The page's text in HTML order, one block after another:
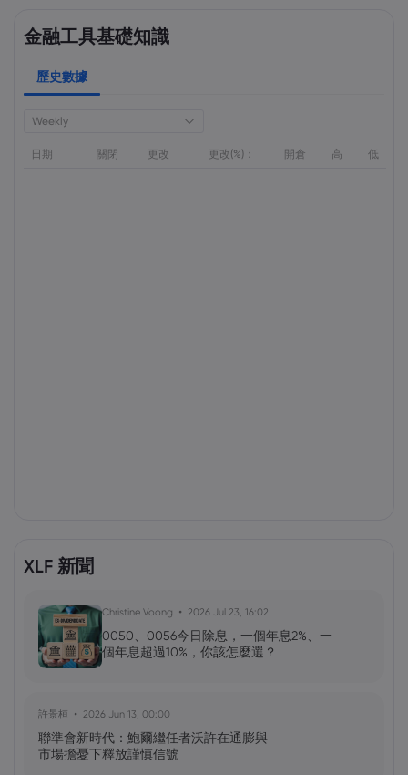
金融工具基礎知識
歷史數據
Weekly
日期 關閉 更改 更改(%)： 開倉 高 低
XLF 新聞
Christine Voong 2026 Jul 23, 16:02
0050、0056今日除息，一個年息2%、一
個年息超過10%，你該怎麼選？
許景桓 2026 Jun 13, 00:00
聯準會新時代：鮑爾繼任者沃許在通膨與
市場擔憂下釋放謹慎信號